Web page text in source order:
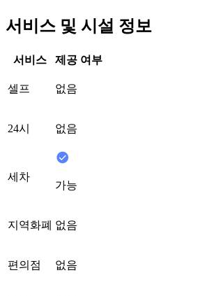
서비스 및 시설 정보
서비스 제공 여부
셀프 없음
24시 없음
세차
가능
지역화폐 없음
편의점 없음